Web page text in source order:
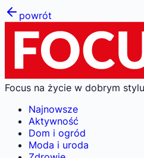
powrót
Focus na życie w dobrym stylu
Najnowsze
Aktywność
Dom i ogród
Moda i uroda